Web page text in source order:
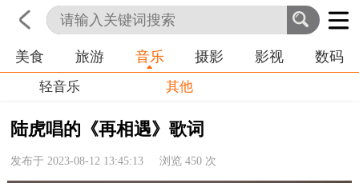
首页 科技 生活 职业
美食 旅游 音乐 摄影 影视 数码
轻音乐 其他
陆虎唱的《再相遇》歌词
发布于 2023-08-12 13:45:13 浏览450 次